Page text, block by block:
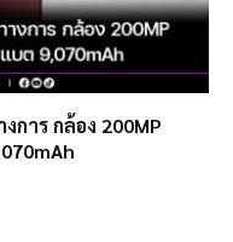
การ กล้อง 200MP